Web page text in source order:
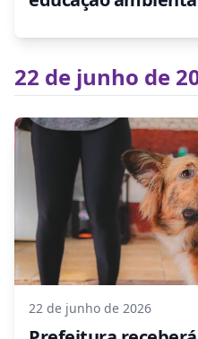
22 de junho de
22 de junho de 2026